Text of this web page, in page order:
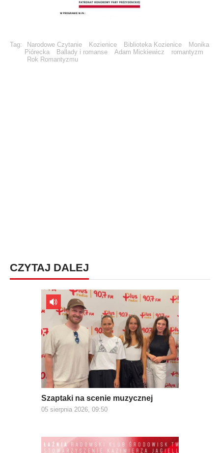
Tag: Narodowe Czytanie Kozienice Biblioteka Kozienice
Monika
Piórecka
Ballady i romanse Adam Mickiewicz
romantyzm
Rok Romantyzmu
CZYTAJ DALEJ
Szaptaki na scenie muzycznej
05 sierpnia 2026, 09:50